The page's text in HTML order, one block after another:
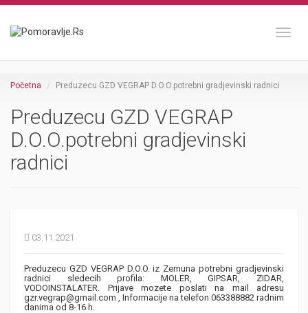
Početna Preduzecu GZD VEGRAP D.O.O.potrebni gradjevinski radnici
Preduzecu GZD VEGRAP
D.O.O.potrebni gradjevinski
radnici
03.11.2021
Preduzecu GZD VEGRAP D.O.O. iz Zemuna potrebni gradjevinski
radnici sledecih profila: MOLER, GIPSAR, ZIDAR,
VODOINSTALATER. Prijave mozete poslati na mail adresu
gzr.vegrap@gmail.com , Informacije na telefon 063388882 radnim
danima od 8-16 h.